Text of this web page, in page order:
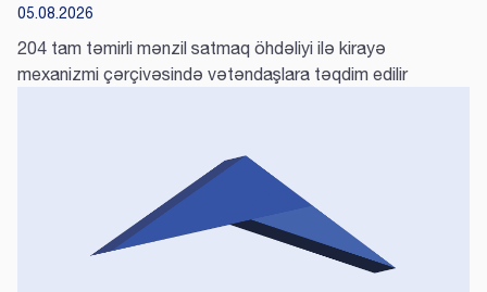
05.08.2026
204 tam təmirli mənzil satmaq öhdəliyi ilə kirayə
mexanizmi çərçivəsində vətəndaşlara təqdim edilir